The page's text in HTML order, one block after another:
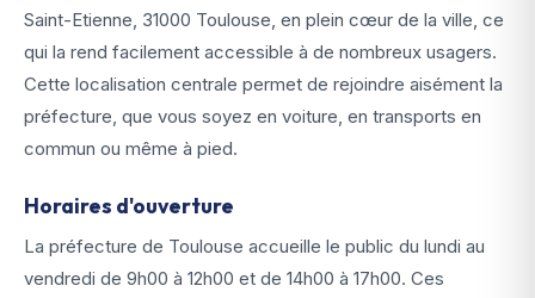
Saint-Etienne, 31000 Toulouse, en plein cœur de la ville, ce
qui la rend facilement accessible à de nombreux usagers.
Cette localisation centrale permet de rejoindre aisément la
préfecture, que vous soyez en voiture, en transports en
commun ou même à pied.
Horaires d'ouverture
La préfecture de Toulouse accueille le public du lundi au
vendredi de 9h00 à 12h00 et de 14h00 à 17h00. Ces